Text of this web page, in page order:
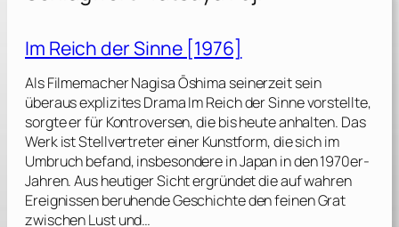
Im Reich der Sinne [1976]
Als Filmemacher Nagisa Ōshima seinerzeit sein
überaus explizites Drama Im Reich der Sinne vorstellte,
sorgte er für Kontroversen, die bis heute anhalten. Das
Werk ist Stellvertreter einer Kunstform, die sich im
Umbruch befand, insbesondere in Japan in den 1970er-
Jahren. Aus heutiger Sicht ergründet die auf wahren
Ereignissen beruhende Geschichte den feinen Grat
zwischen Lust und…